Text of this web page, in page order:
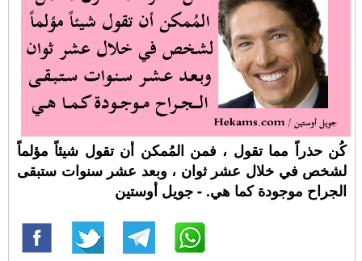
كُن حذراً مما تقول ، فمن المُمكن أن تقول شيئاً مؤلماً
لشخص في خلال عشر ثوان ، وبعد عشر سنوات ستبقى
الجراح موجودة كما هي. - جويل أوستين